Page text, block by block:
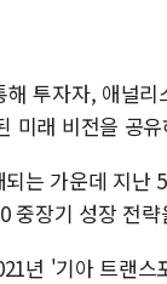
투자자, 애널
미래 비전을 공
는 가운데 지
중장기 성장 전
년 '기아 트랜